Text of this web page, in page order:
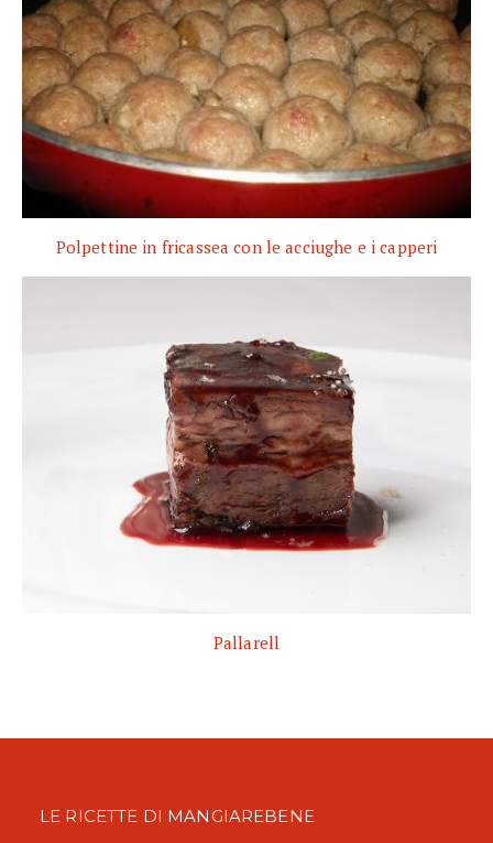
Polpettine in fricassea con le acciughe e i capperi
Pallarell
LE RICETTE DI MANGIAREBENE